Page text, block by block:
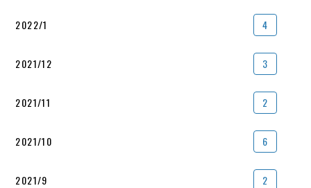
2022/1 4
2021/12 3
2021/11 2
2021/10 6
2021/9 2